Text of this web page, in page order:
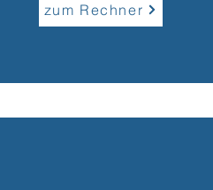
zum Rechner